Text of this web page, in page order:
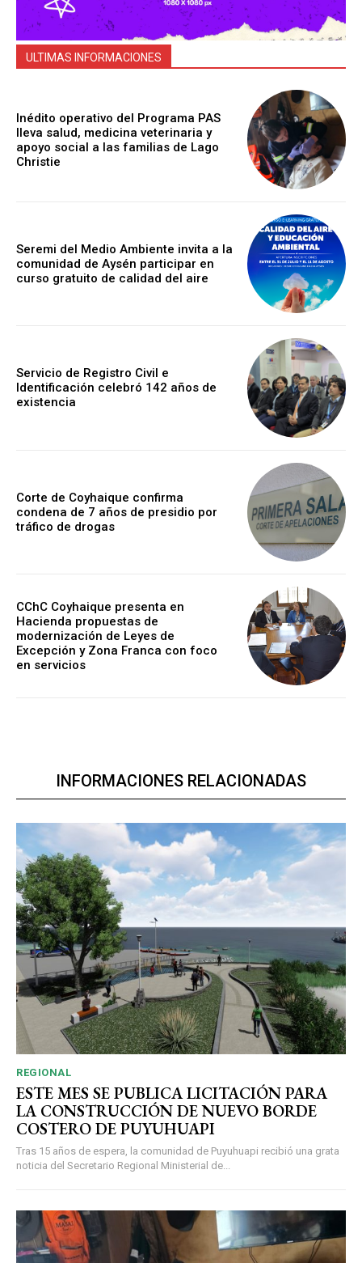
ULTIMAS INFORMACIONES
Inédito operativo del Programa PAS
lleva salud, medicina veterinaria y
apoyo social a las familias de Lago
Christie
Seremi del Medio Ambiente invita a la
comunidad de Aysén participar en
curso gratuito de calidad del aire
Servicio de Registro Civil e
Identificación celebró 142 años de
existencia
Corte de Coyhaique confirma
condena de 7 años de presidio por
tráfico de drogas
CChC Coyhaique presenta en
Hacienda propuestas de
modernización de Leyes de
Excepción y Zona Franca con foco
en servicios
INFORMACIONES RELACIONADAS
REGIONAL
ESTE MES SE PUBLICA LICITACIÓN PARA
LA CONSTRUCCIÓN DE NUEVO BORDE
COSTERO DE PUYUHUAPI
Tras 15 años de espera, la comunidad de Puyuhuapi recibió una grata
noticia del Secretario Regional Ministerial de...